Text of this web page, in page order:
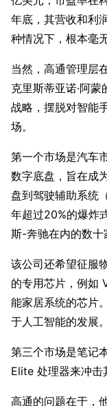
年底，其营收和利
种情况下，根本毫
当然，高通管理层
克里斯蒂亚诺·阿
战略，摆脱对智能
场。
第一个市场是汽车
数字底盘，旨在成
盘到驾驶辅助系统
年超过20%的爆炸
斯-奔驰在内的数十
该公司还希望征服
的专用芯片，例如
能家居系统的芯片
于人工智能的发展。
第三个市场是笔记
Elite 处理器来冲击
高通的问题在于，